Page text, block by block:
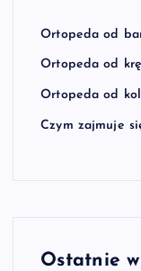
Ortopeda od
Ortopeda od
Ortopeda od
Czym zajmuje
Ostatnie